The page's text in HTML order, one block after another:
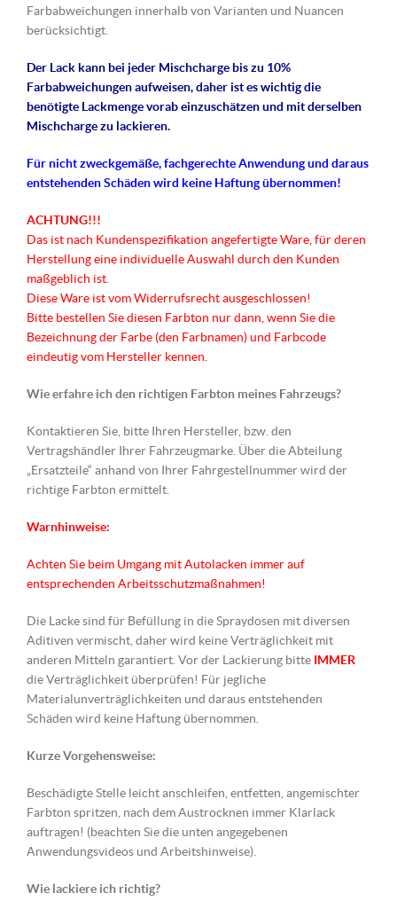
Farbabweichungen innerhalb von Varianten und Nuancen
berücksichtigt.
Der Lack kann bei jeder Mischcharge bis zu 10%
Farbabweichungen aufweisen, daher ist es wichtig die
benötigte Lackmenge vorab einzuschätzen und mit derselben
Mischcharge zu lackieren.
Für nichtzweckgemäße, fachgerechte Anwendung und daraus
entstehenden Schäden wird keine Haftung übernommen!
ACHTUNG!!!
Das ist nach Kundenspezifikation angefertigte Ware, für deren
Herstellung eine individuelle Auswahl durch den Kunden
maßgeblich ist.
Diese Ware ist vom Widerrufsrecht ausgeschlossen!
Bitte bestellen Sie diesen Farbton nur dann, wenn Sie die
Bezeichnung der Farbe (den Farbnamen) und Farbcode
eindeutig vom Hersteller kennen.
Wie erfahre ich den richtigen Farbton meines Fahrzeugs?
Kontaktieren Sie, bitte Ihren Hersteller, bzw. den
Vertragshändler Ihrer Fahrzeugmarke. Über die Abteilung
„Ersatzteile“ anhand von Ihrer Fahrgestellnummer wird der
richtige Farbton ermittelt.
Warnhinweise:
Achten Sie beim Umgang mit Autolacken immer auf
entsprechenden Arbeitsschutzmaßnahmen!
Die Lacke sind für Befüllung in die Spraydosen mit diversen
Aditiven vermischt, daher wird keine Verträglichkeit mit
anderen Mitteln garantiert. Vor der Lackierung bitte IMMER
die Verträglichkeit überprüfen! Für jegliche
Materialunverträglichkeiten und daraus entstehenden
Schäden wird keine Haftung übernommen.
Kurze Vorgehensweise:
Beschädigte Stelle leicht anschleifen, entfetten, angemischter
Farbton spritzen, nach dem Austrocknen immer Klarlack
auftragen! (beachten Sie die unten angegebenen
Anwendungsvideos und Arbeitshinweise).
Wie lackiere ich richtig?